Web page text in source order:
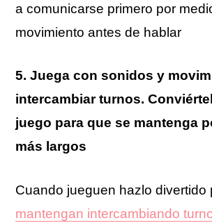
a comunicarse primero por
movimiento antes de hablar
5. Juega con sonidos y
intercambiar turnos.
juego para que se mantenga
más largos
Cuando jueguen hazlo divertido
mantengan intercambiando